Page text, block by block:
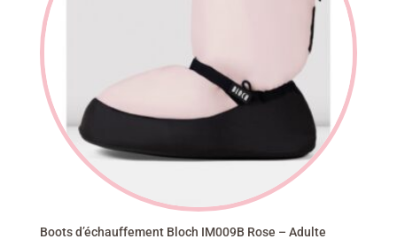
Boots d’échauffement Bloch IM009B Rose – Adulte